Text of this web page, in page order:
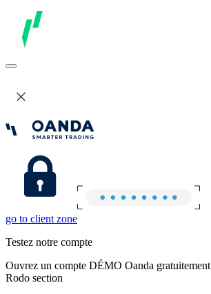
go to client zone
Testez notre compte
Ouvrez un compte DÉMO Oanda gratuitement
Rodo section